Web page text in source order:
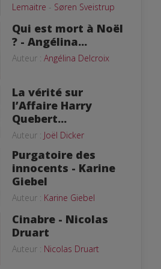
Lemaitre - Søren Sveistrup
Qui est mort à Noël
? - Angélina...
Auteur : Angélina Delcroix
La vérité sur
l’Affaire Harry
Quebert...
Auteur : Joël Dicker
Purgatoire des
innocents - Karine
Giebel
Auteur : Karine Giebel
Cinabre - Nicolas
Druart
Auteur : Nicolas Druart